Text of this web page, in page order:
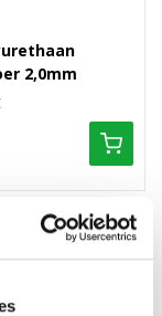
2,0mm